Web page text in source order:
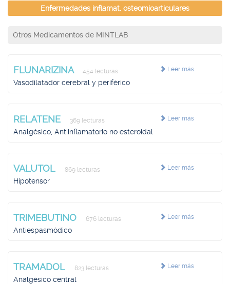
Enfermedades inflamat. osteomioarticulares
Otros Medicamentos de MINTLAB
Leer más
FLUNARIZINA 454 lecturas
Vasodilatador cerebral y periférico
Leer más
RELATENE 369 lecturas
Analgésico, Antiinflamatorio no esteroidal
Leer más
VALUTOL 869 lecturas
Hipotensor
Leer más
TRIMEBUTINO 676 lecturas
Antiespasmódico
Leer más
TRAMADOL 823 lecturas
Analgésico central